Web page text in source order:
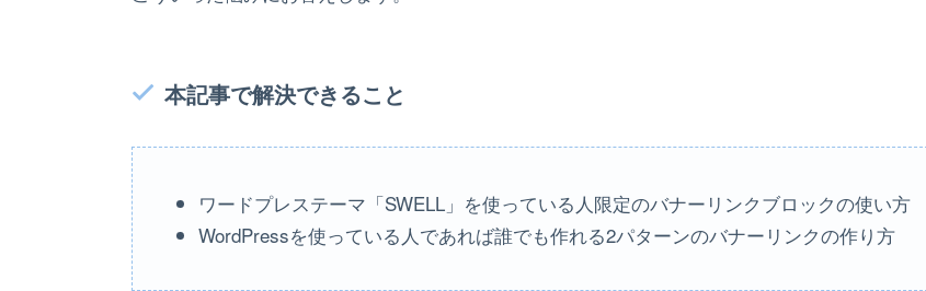
本記事で解決できること
ワードプレステーマ「SWELL」を使っている人限定のバナーリンクブロックの使い方
WordPressを使っている人であれば誰でも作れる2パターンのバナーリンクの作り方